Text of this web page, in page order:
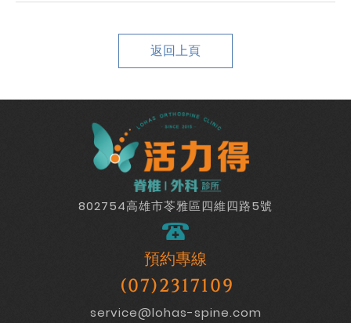
返回上頁
802754高雄市苓雅區四維四路5號
預約專線
(07)2317109
service@lohas-spine.com